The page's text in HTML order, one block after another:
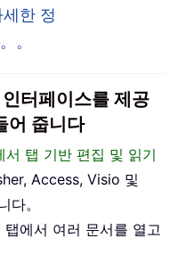
한 정
。
터페이스를 제공
어 줍니다
탭 기반 편집 및 읽기
Access, Visio 및
。
에서 여러 문서를 열고